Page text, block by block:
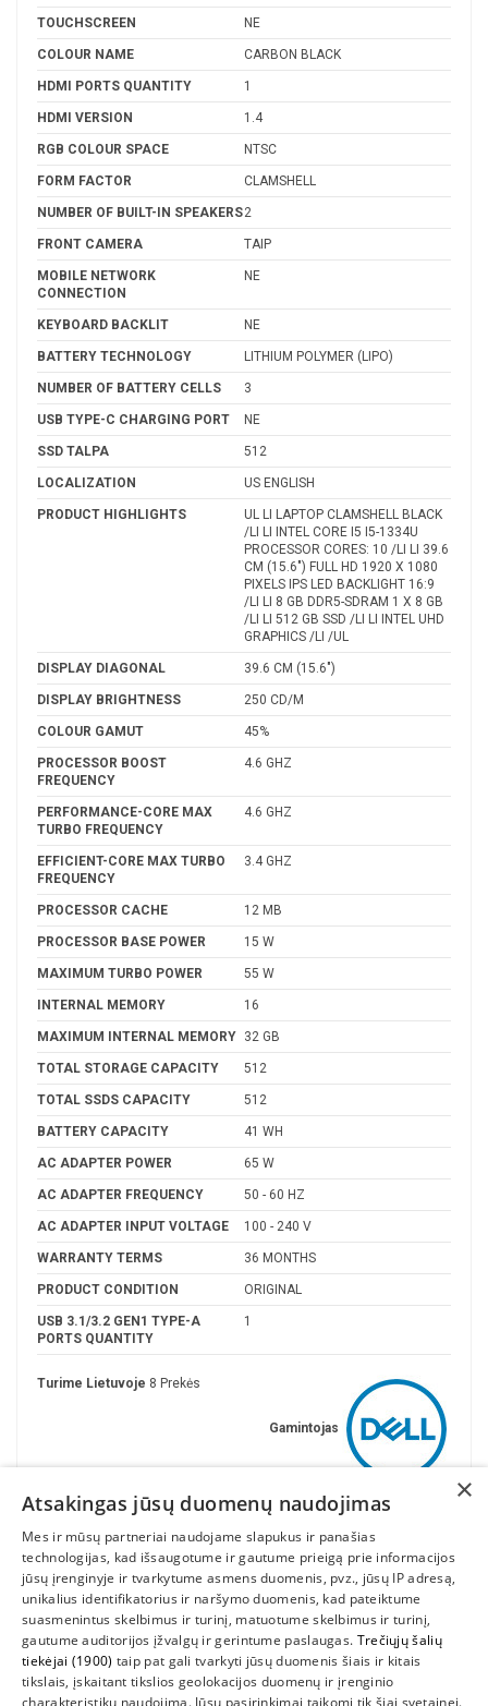
TOUCHSCREEN NE
COLOUR NAME CARBON BLACK
HDMI PORTS QUANTITY 1
HDMI VERSION 1.4
RGB COLOUR SPACE NTSC
FORM FACTOR CLAMSHELL
NUMBER OF BUILT-IN SPEAKERS2
FRONT CAMERA TAIP
MOBILE NETWORK
CONNECTION
NE
KEYBOARD BACKLIT NE
BATTERY TECHNOLOGY LITHIUM POLYMER (LIPO)
NUMBER OF BATTERY CELLS 3
USB TYPE-C CHARGING PORT NE
SSD TALPA 512
LOCALIZATION US ENGLISH
PRODUCT HIGHLIGHTS
UL LI LAPTOP CLAMSHELL BLACK
/LI LI INTEL CORE I5 I5-1334U
PROCESSOR CORES: 10 /LI LI 39.6
CM (15.6") FULL HD 1920 X 1080
PIXELS IPS LED BACKLIGHT 16:9
/LI LI 8 GB DDR5-SDRAM 1 X 8 GB
/LI LI 512 GB SSD /LI LI INTEL UHD
GRAPHICS /LI /UL
DISPLAY DIAGONAL 39.6 CM (15.6")
DISPLAY BRIGHTNESS 250 CD/M
COLOUR GAMUT 45%
PROCESSOR BOOST
FREQUENCY
4.6 GHZ
PERFORMANCE-CORE MAX
TURBO FREQUENCY
4.6 GHZ
EFFICIENT-CORE MAX TURBO
FREQUENCY
3.4 GHZ
PROCESSOR CACHE 12 MB
PROCESSOR BASE POWER 15 W
MAXIMUM TURBO POWER 55 W
INTERNAL MEMORY 16
MAXIMUM INTERNAL MEMORY 32 GB
TOTAL STORAGE CAPACITY 512
TOTAL SSDS CAPACITY 512
BATTERY CAPACITY 41 WH
AC ADAPTER POWER 65 W
AC ADAPTER FREQUENCY 50 - 60 HZ
AC ADAPTER INPUT VOLTAGE 100 - 240 V
WARRANTY TERMS 36 MONTHS
PRODUCT CONDITION ORIGINAL
USB 3.1/3.2 GEN1 TYPE-A
PORTS QUANTITY
1
Gamintojas
Turime Lietuvoje 8 Prekės
INFORMACIJA
×
Atsakingas jūsų duomenų naudojimas
Mes ir mūsų partneriai naudojame slapukus ir panašias
technologijas, kad išsaugotume ir gautume prieigą prie informacijos
jūsų įrenginyje ir tvarkytume asmens duomenis, pvz., jūsų IP adresą,
unikalius identifikatorius ir naršymo duomenis, kad pateiktume
suasmenintus skelbimus ir turinį, matuotume skelbimus ir turinį,
gautume auditorijos įžvalgų ir gerintume paslaugas. Trečiųjų šalių
tiekėjai (1900) taip pat gali tvarkyti jūsų duomenis šiais ir kitais
tikslais, įskaitant tikslios geolokacijos duomenų ir įrenginio
charakteristikų naudojimą. Jūsų pasirinkimai taikomi tik šiai svetainei.